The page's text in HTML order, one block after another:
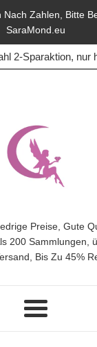
Nach Zahlen, Bitte
SaraMond.eu
frei, In
2-Sparaktion, nur
Preise, Gute
200 Sammlungen,
Bis Zu 45%
Menü